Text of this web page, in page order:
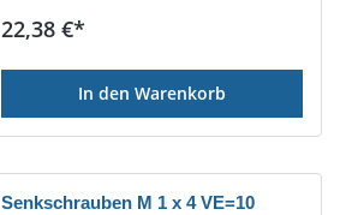
Regulärer Preis:
22,38 €*
In den Warenkorb
Senkschrauben M 1 x 4 VE=10